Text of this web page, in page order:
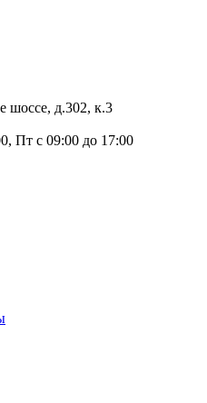
шоссе, д.302, к.3
Пт с 09:00 до 17:00